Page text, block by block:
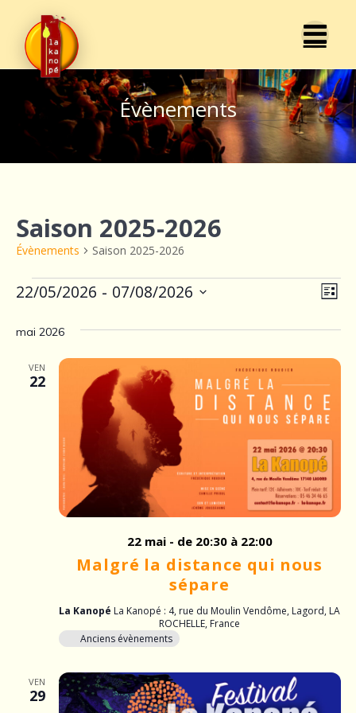
Évènements
Saison 2025-2026
Évènements Saison 2025-2026
Évènements
N
a
v
i
g
a
t
o
n
a
r
N
g
a
t
n
u
Liste
22/05/2026 - 07/08/2026
une
mai 2026
VEN
22
Malgré la distance qui nous
sépare
22 mai - de 20:30 à 22:00
La Kanopé La Kanopé : 4, rue du Moulin Vendôme, Lagord, LA
ROCHELLE, France
Anciens évènements
VEN
29